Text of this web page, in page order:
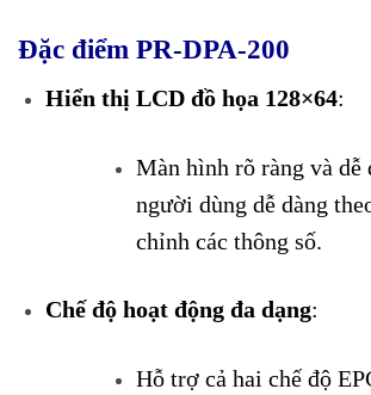
Đặc điểm PR-DPA-200
Hiển thị LCD đồ họa 128×64:
Màn hình rõ ràng và dễ
người dùng dễ dàng
chỉnh các thông số.
Chế độ hoạt động đa dạng:
Hỗ trợ cả hai chế độ